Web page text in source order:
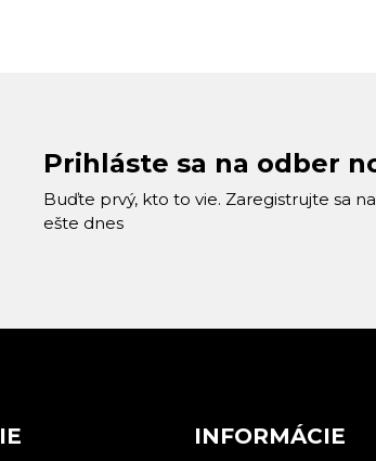
Prihláste sa na odber
Buďte prvý, kto to vie. Zaregistrujte sa
ešte dnes
INFORMÁCIE